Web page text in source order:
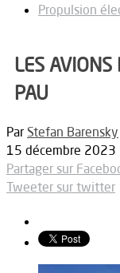
Propulsion
LES AVIONS
PAU
Par Stefan Barensky
15 décembre 2023
Partager sur
Tweeter sur twitter